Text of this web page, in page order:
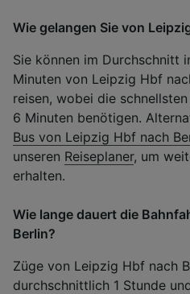
Wie gelangen Sie von
Sie können im Durchschnitt
Minuten von Leipzig Hbf
reisen, wobei die
6 Minuten benötigen.
Bus von Leipzig Hbf nach
unseren Reiseplaner, um
erhalten.
Wie lange dauert die
Berlin?
Züge von Leipzig Hbf nach
durchschnittlich 1 Stunde